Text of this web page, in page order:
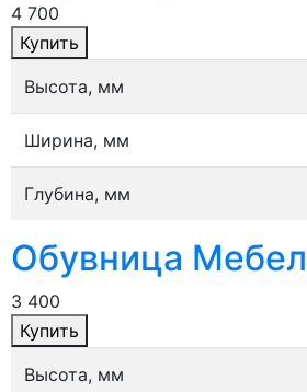
4 700
Купить
Высота, мм
Ширина, мм
Глубина, мм
Обувница
3 400
Купить
Высота, мм